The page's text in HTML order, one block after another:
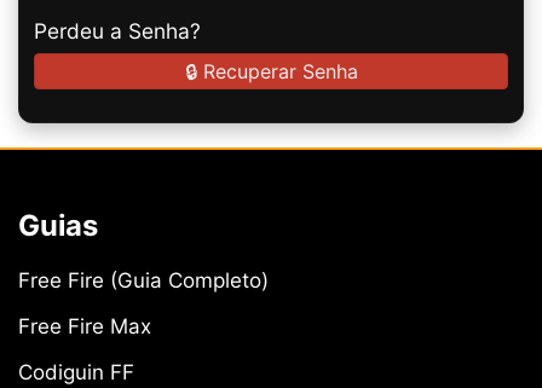
Perdeu a Senha?
🔒 Recuperar Senha
Guias
Free Fire (Guia Completo)
Free Fire Max
Codiguin FF